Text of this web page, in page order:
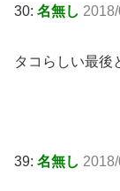
30: 名無し
タコらしい最後
39: 名無し